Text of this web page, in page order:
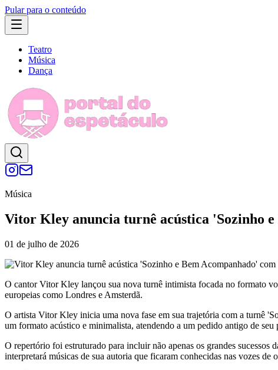
Pular para o conteúdo
Teatro
Música
Dança
Música
Vitor Kley anuncia turnê acústica 'Sozinho
01 de julho de 2026
O cantor Vitor Kley lançou sua nova turnê intimista focada no formato
europeias como Londres e Amsterdã.
O artista Vitor Kley inicia uma nova fase em sua trajetória com a turnê
um formato acústico e minimalista, atendendo a um pedido antigo de
O repertório foi estruturado para incluir não apenas os grandes
interpretará músicas de sua autoria que ficaram conhecidas nas vozes de